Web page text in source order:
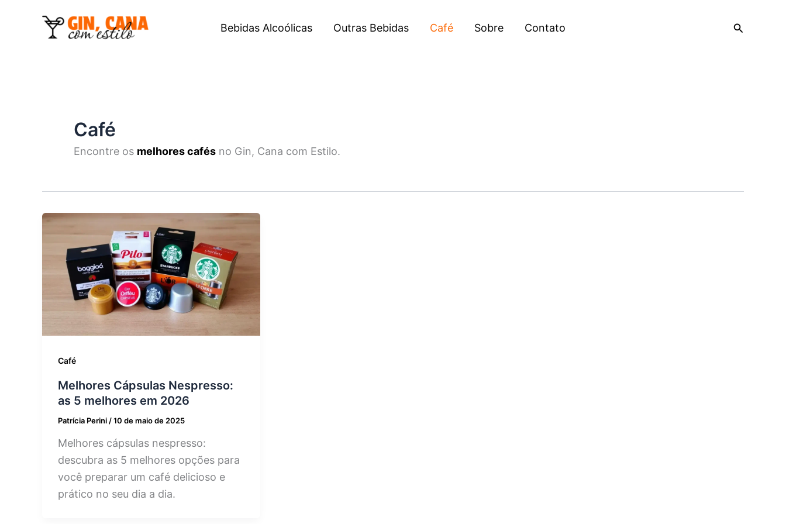
Bebidas Alcoólicas Outras Bebidas Café Sobre Contato Pesquisar
Café
Encontre os melhores cafés no Gin, Cana com Estilo.
Café
Melhores Cápsulas Nespresso:
as 5 melhores em 2026
Patrícia Perini /10 de maio de 2025
Melhores cápsulas nespresso:
descubra as 5 melhores opções para
você preparar um café delicioso e
prático no seu dia a dia.